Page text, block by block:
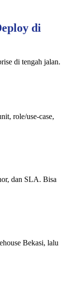
di
di tengah jalan.
role/use-case,
dan SLA. Bisa
Bekasi, lalu